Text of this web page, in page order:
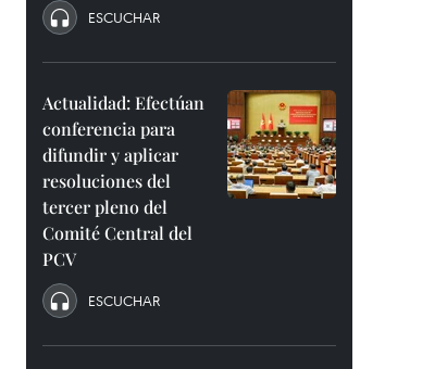
ESCUCHAR
Actualidad: Efectúan
conferencia para
difundir y aplicar
resoluciones del
tercer pleno del
Comité Central del
PCV
ESCUCHAR